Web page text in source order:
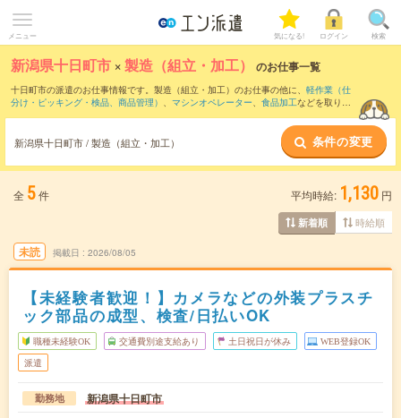
メニュー 気になる! ログイン 検索
新潟県十日町市 ×製造（組立・加工） のお仕事一覧
十日町市の派遣のお仕事情報です。製造（組立・加工）のお仕事の他に、 軽作業（仕
分け・ピッキング・検品、商品管理） 、 マシンオペレーター、 食品加工などを取り揃
製造（組立・加工）のお仕事とは？とは？
新潟県十日町市 / 製造（組立・加工） 条件の変更
全 5件 平均時給: 1,130 円
新着順 時給順
未読 掲載日 2026/08/05
【未経験者歓迎！】カメラなどの外装プラスチ
ック部品の成型、検査/日払いOK
職種未経験OK 交通費別途支給あり 土日祝日が休み WEB登録OK
派遣
勤務地 新潟県十日町市